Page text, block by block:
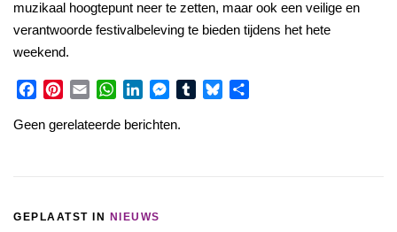
muzikaal hoogtepunt neer te zetten, maar ook een veilige en
verantwoorde festivalbeleving te bieden tijdens het hete
weekend.
Geen gerelateerde berichten.
GEPLAATST IN
NIEUWS